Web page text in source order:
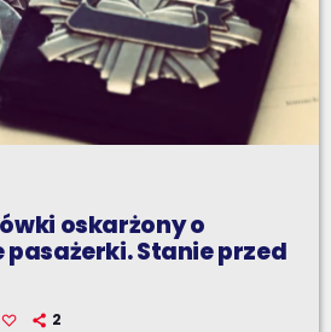
oskarżony o
Stanie przed
2